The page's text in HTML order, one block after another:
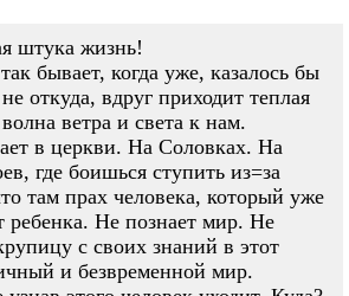
штука жизнь!
бывает, когда уже, казалось бы
откуда, вдруг приходит теплая
ветра и света к нам.
в церкви. На Соловках. На
где боишься ступить из=за
там прах человека, который уже
ребенка. Не познает мир. Не
с своих знаний в этот
и безвременной мир.